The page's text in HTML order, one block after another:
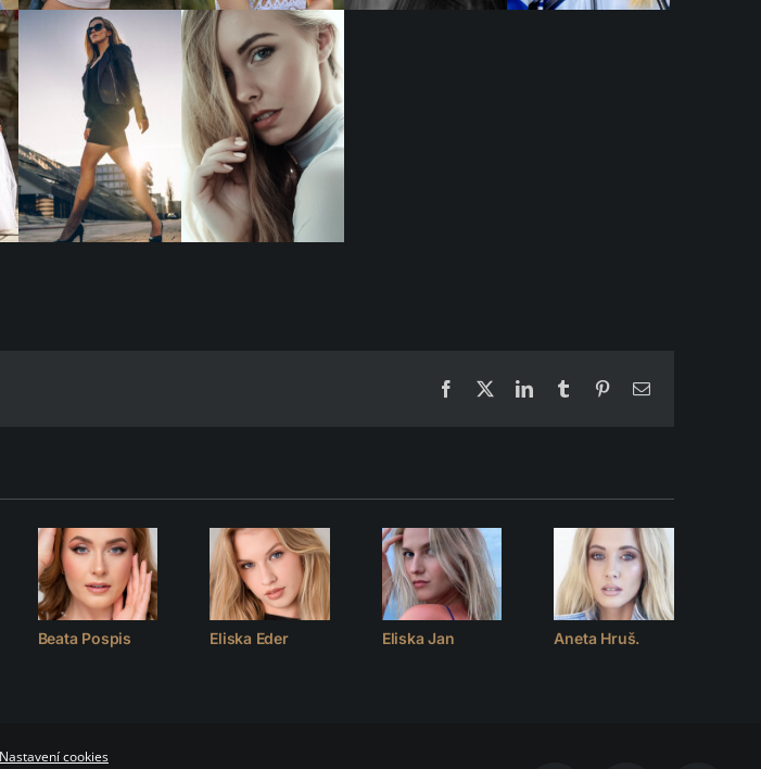
Facebook
X LinkedInTumblrPinterestEmail
Beata Pospis Eliska Eder Eliska Jan Aneta Hruš.
Nastavení cookies